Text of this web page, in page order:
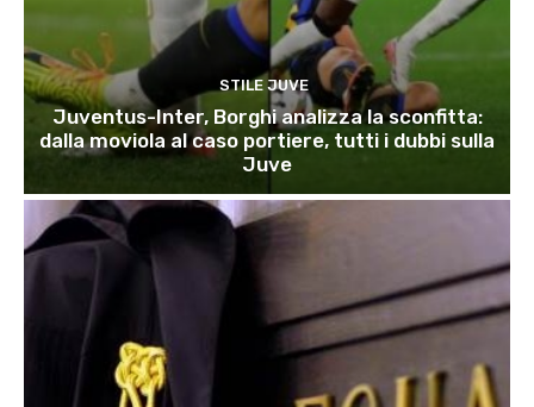
STILE JUVE
Juventus-Inter, Borghi analizza la sconfitta:
dalla moviola al caso portiere, tutti i dubbi sulla
Juve